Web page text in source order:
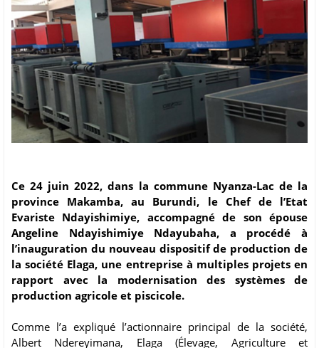
Ce 24 juin 2022, dans la commune Nyanza-Lac de la
province Makamba, au Burundi, le Chef de l’Etat
Evariste Ndayishimiye, accompagné de son épouse
Angeline Ndayishimiye Ndayubaha, a procédé à
l’inauguration du nouveau dispositif de production de
la société Elaga, une entreprise à multiples projets en
rapport avec la modernisation des systèmes de
production agricole et piscicole.
Comme l’a expliqué l’actionnaire principal de la société,
Albert Ndereyimana, Elaga (Élevage, Agriculture et